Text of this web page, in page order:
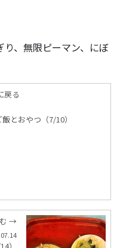
り、無限ピーマン、にぼ
戻る
とおやつ（7/10）
→